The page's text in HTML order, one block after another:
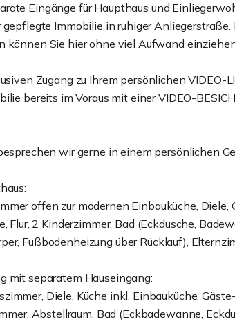
Eingänge für Haupthaus und
gepflegte Immobilie in ruhiger
können Sie hier ohne viel Aufwand
Zugang zu Ihrem persönlichen VIDEO-
bereits im Voraus mit einer VIDEO-
wir gerne in einem persönlichen
offen zur modernen Einbauküche, Diele,
Flur, 2 Kinderzimmer, Bad (Eckdusche,
Fußbodenheizung über Rücklauf),
mit separatem Hauseingang:
Diele, Küche inkl. Einbauküche,
Abstellraum, Bad (Eckbadewanne,